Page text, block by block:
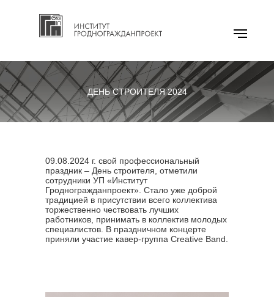
ДЕНЬ СТРОИТЕЛЯ 2024
09.08.2024 г. свой профессиональный
праздник – День строителя, отметили
сотрудники УП «Институт
Гродногражданпроект». Стало уже доброй
традицией в присутствии всего коллектива
торжественно чествовать лучших
работников, принимать в коллектив молодых
специалистов. В праздничном концерте
приняли участие кавер-группа Creative Band.